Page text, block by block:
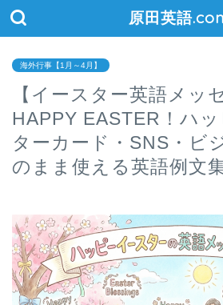
原田英語
海外行事【1月～4月】
【イースター英語メッ
HAPPY EASTER！ハ
ターカード・SNS・ビ
のまま使える英語例文